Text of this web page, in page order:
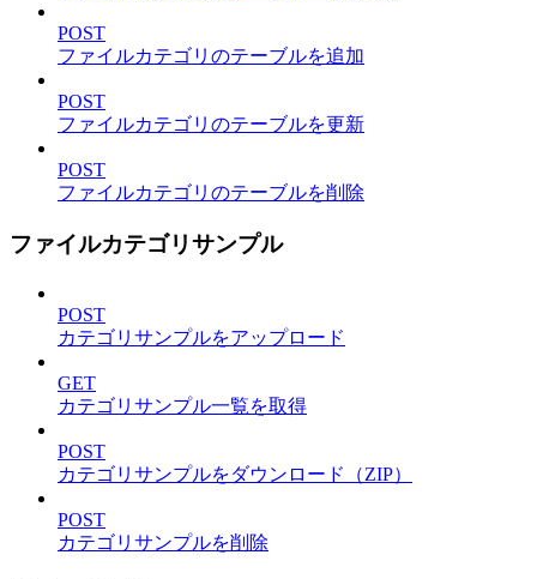
POST
ファイルカテゴリのテーブルを追加
POST
ファイルカテゴリのテーブルを更新
POST
ファイルカテゴリのテーブルを削除
ファイルカテゴリサンプル
POST
カテゴリサンプルをアップロード
GET
カテゴリサンプル一覧を取得
POST
カテゴリサンプルをダウンロード（ZIP）
POST
カテゴリサンプルを削除